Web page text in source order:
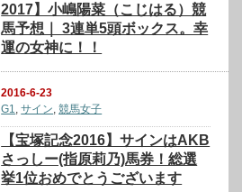
2017】小嶋陽菜（こじはる）競
馬予想｜ 3連単5頭ボックス。幸
運の女神に！！
2016-6-23
G1,サイン,競馬女子
【宝塚記念2016】サインはAKB
さっしー(指原莉乃)馬券！総選
挙1位おめでとうございます